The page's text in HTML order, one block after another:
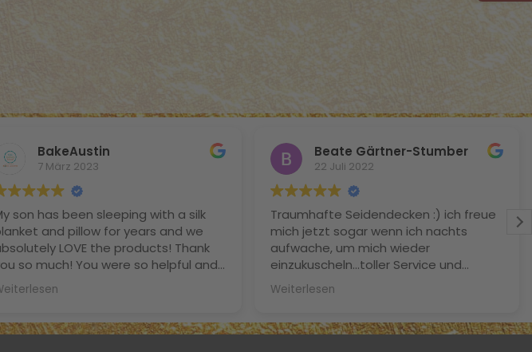
BakeAustin
7 März 2023
son has been sleeping with a silk
and pillow for years and we
LOVE the products! Thank
so much! You were so helpful and
advice invaluable and I can't wait
get some for myself. Greetings
Beate Gärtner-Stumber
22 Juli 2022
Traumhafte Seidendecken :) ich freue
mich jetzt sogar wenn ich nachts
aufwache, um mich wieder
einzukuscheln…toller Service und
wunderbare Qualität
Weiterlesen